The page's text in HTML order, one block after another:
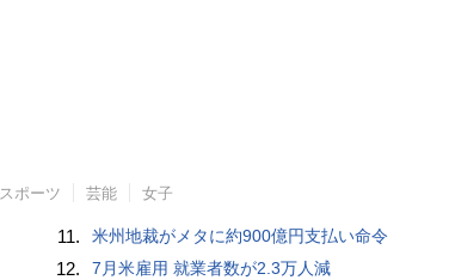
スポーツ 芸能 女子
11. 米州地裁がメタに約900億円支払い命令
12. 7月米雇用 就業者数が2.3万人減